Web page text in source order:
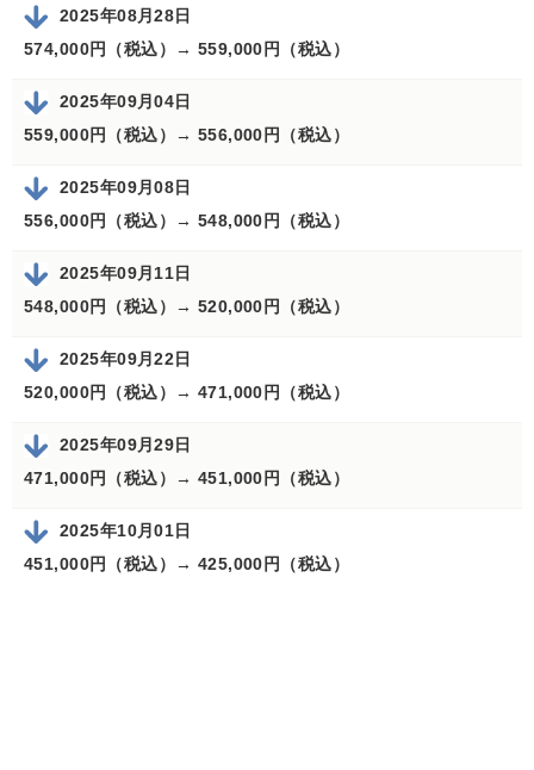
2025年08月28日
574,000円（税込）→ 559,000円（税込）
2025年09月04日
559,000円（税込）→ 556,000円（税込）
2025年09月08日
556,000円（税込）→ 548,000円（税込）
2025年09月11日
548,000円（税込）→ 520,000円（税込）
2025年09月22日
520,000円（税込）→ 471,000円（税込）
2025年09月29日
471,000円（税込）→ 451,000円（税込）
2025年10月01日
451,000円（税込）→ 425,000円（税込）